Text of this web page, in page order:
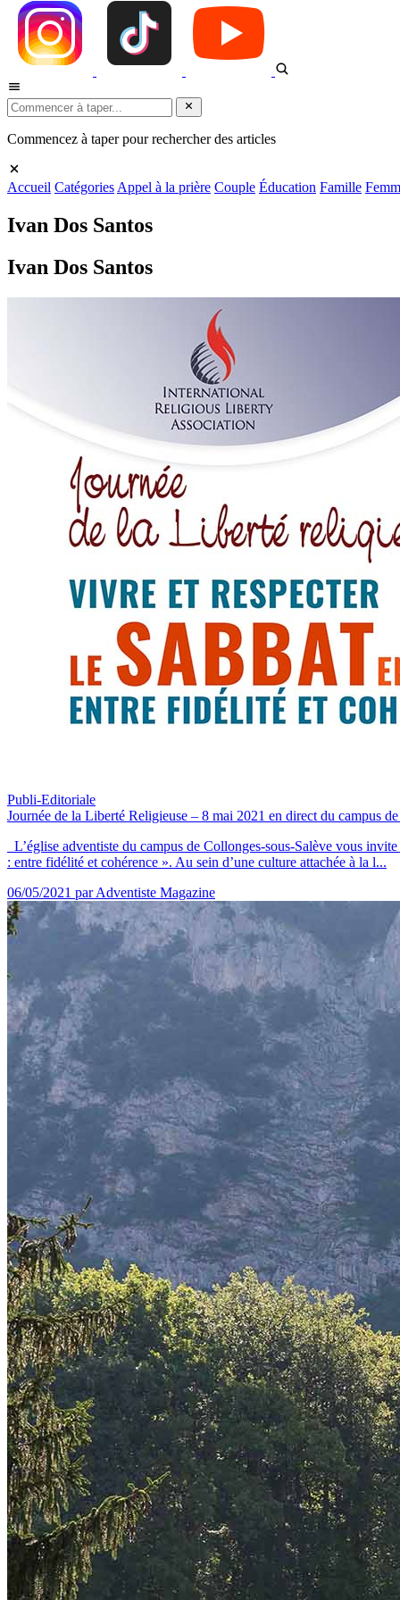
Commencez à taper pour rechercher des articles
Accueil Catégories Appel à la prière Couple Éducation Famille
Ivan Dos Santos
Ivan Dos Santos
Publi-Editoriale
Journée de la Liberté Religieuse – 8 mai 2021 en direct du campus
L’église adventiste du campus de Collonges-sous-Salève vous
: entre fidélité et cohérence ». Au sein d’une culture attachée à la l...
06/05/2021 par Adventiste Magazine